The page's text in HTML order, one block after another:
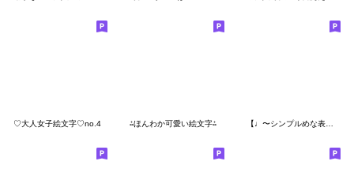
♡大人女子絵文字♡no.4 ⁂ほんわか可愛い絵文字⁂ 【♩〜シンプルめな表情絵文字たち〜】